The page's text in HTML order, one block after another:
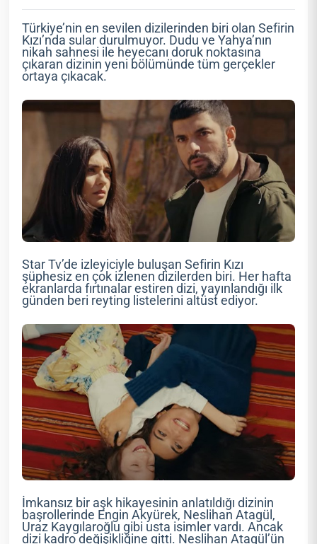
Türkiye’nin en sevilen dizilerinden biri olan Sefirin
Kızı’nda sular durulmuyor. Dudu ve Yahya’nın
nikah sahnesi ile heyecanı doruk noktasına
çıkaran dizinin yeni bölümünde tüm gerçekler
ortaya çıkacak.
Star Tv’de izleyiciyle buluşan Sefirin Kızı
şüphesiz en çok izlenen dizilerden biri. Her hafta
ekranlarda fırtınalar estiren dizi, yayınlandığı ilk
günden beri reyting listelerini altüst ediyor.
İmkansız bir aşk hikayesinin anlatıldığı dizinin
başrollerinde Engin Akyürek, Neslihan Atagül,
Uraz Kaygılaroğlu gibi usta isimler vardı. Ancak
dizi kadro değişikliğine gitti. Neslihan Atagül’ün